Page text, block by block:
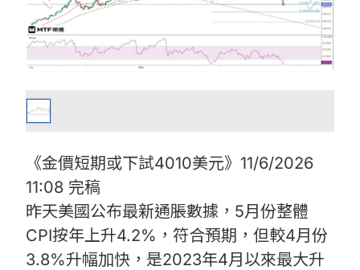
《金價短期或下試4010美元》11/6/2026
11:08 完稿
昨天美國公布最新通脹數據，5月份整體
CPI按年上升4.2%，符合預期，但較4月份
3.8%升幅加快，是2023年4月以來最大升